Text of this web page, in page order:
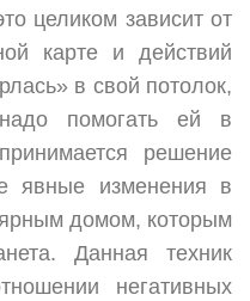
целиком зависит от
карте и действий
в свой потолок,
помогать ей в
решение
явные изменения в
домом, которым
Данная техник
негативных